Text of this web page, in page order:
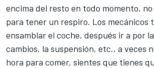
encima del resto en todo momento,
para tener un respiro. Los mecánicos
ensamblar el coche, después ir a por
cambios, la suspensión, etc., a veces
hora para comer, sientes que tienes